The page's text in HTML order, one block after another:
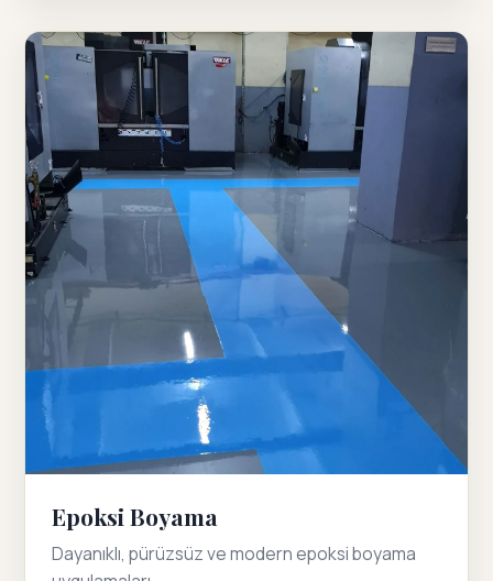
Epoksi Boyama
Dayanıklı, pürüzsüz ve modern epoksi boyama